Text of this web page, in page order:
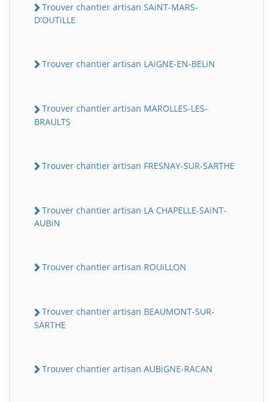
Trouver chantier artisan SAiNT-MARS-
D'OUTiLLE
Trouver chantier artisan LAiGNE-EN-BELiN
Trouver chantier artisan MAROLLES-LES-
BRAULTS
Trouver chantier artisan FRESNAY-SUR-SARTHE
Trouver chantier artisan LA CHAPELLE-SAiNT-
AUBiN
Trouver chantier artisan ROUiLLON
Trouver chantier artisan BEAUMONT-SUR-
SARTHE
Trouver chantier artisan AUBiGNE-RACAN